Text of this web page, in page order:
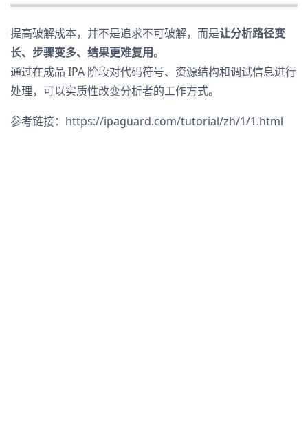
提高破解成本，并不是追求不可破解，而是让分析路径变
长、步骤变多、结果更难复用。
通过在成品 IPA 阶段对代码符号、资源结构和调试信息进行
处理，可以实质性改变分析者的工作方式。
参考链接：https://ipaguard.com/tutorial/zh/1/1.html